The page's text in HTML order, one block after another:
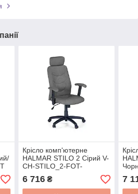
Крісло комп'ютерне
HALMAR STILO 2 Сірий V-
CH-STILO_2-FOT-
C.POPIEL
6 716₴ 7